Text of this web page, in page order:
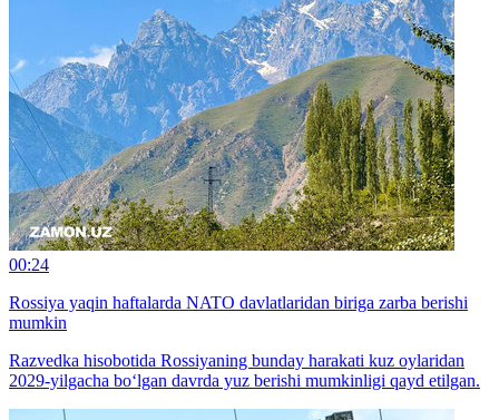
00:24
Rossiya yaqin haftalarda NATO davlatlaridan biriga zarba berishi
mumkin
Razvedka hisobotida Rossiyaning bunday harakati kuz oylaridan
2029-yilgacha bo‘lgan davrda yuz berishi mumkinligi qayd etilgan.